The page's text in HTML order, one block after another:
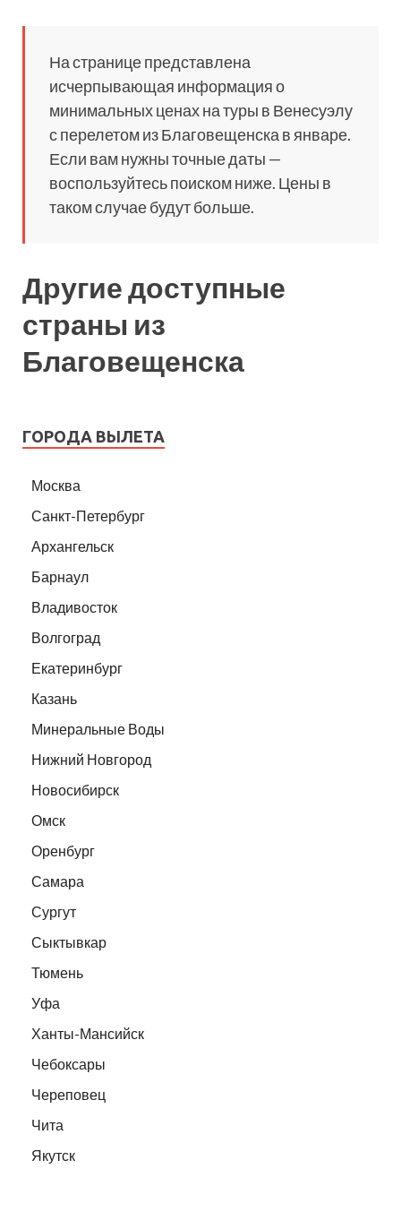
На странице представлена
исчерпывающая информация о
минимальных ценах на туры в Венесуэлу
с перелетом из Благовещенска в январе.
Если вам нужны точные даты —
воспользуйтесь поиском ниже. Цены в
таком случае будут больше.
Другие доступные
страны из
Благовещенска
ГОРОДА ВЫЛЕТА
Москва
Санкт-Петербург
Архангельск
Барнаул
Владивосток
Волгоград
Екатеринбург
Казань
Минеральные Воды
Нижний Новгород
Новосибирск
Омск
Оренбург
Самара
Сургут
Сыктывкар
Тюмень
Уфа
Ханты-Мансийск
Чебоксары
Череповец
Чита
Якутск